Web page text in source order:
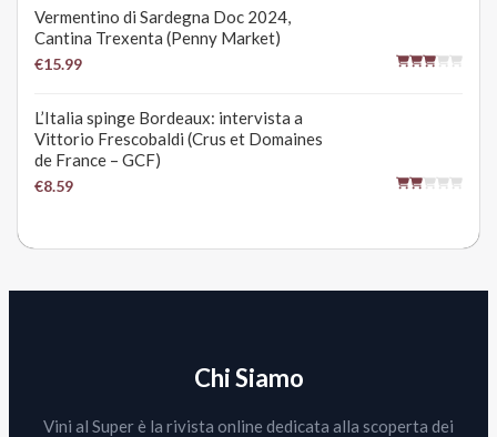
Vermentino di Sardegna Doc 2024,
Cantina Trexenta (Penny Market)
€15.99
L’Italia spinge Bordeaux: intervista a
Vittorio Frescobaldi (Crus et Domaines
de France – GCF)
€8.59
Chi Siamo
Vini al Super è la rivista online dedicata alla scoperta dei